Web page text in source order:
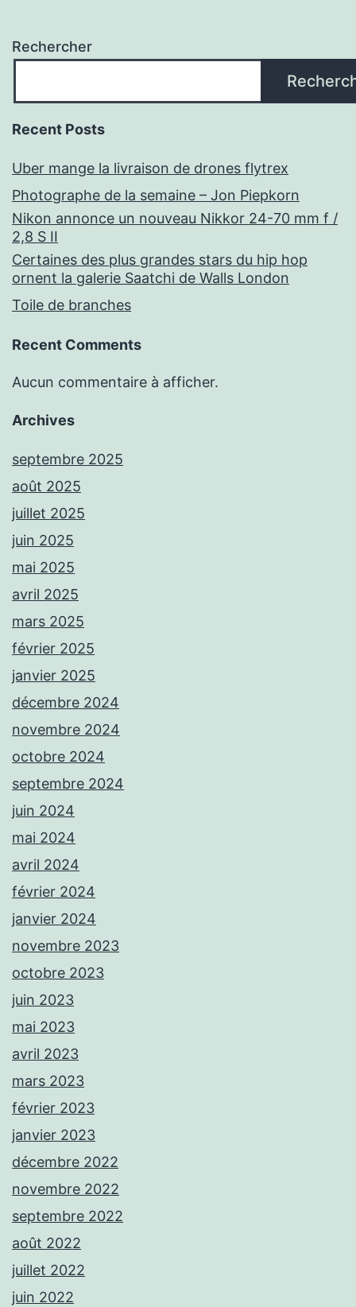
Rechercher
Recent Posts
Uber mange la livraison de drones flytrex
Photographe de la semaine – Jon Piepkorn
Nikon annonce un nouveau Nikkor 24-70 mm f /
2,8 S II
Certaines des plus grandes stars du hip hop
ornent la galerie Saatchi de Walls London
Toile de branches
Recent Comments
Aucun commentaire à afficher.
Archives
septembre 2025
août 2025
juillet 2025
juin 2025
mai 2025
avril 2025
mars 2025
février 2025
janvier 2025
décembre 2024
novembre 2024
octobre 2024
septembre 2024
juin 2024
mai 2024
avril 2024
février 2024
janvier 2024
novembre 2023
octobre 2023
juin 2023
mai 2023
avril 2023
mars 2023
février 2023
janvier 2023
décembre 2022
novembre 2022
septembre 2022
août 2022
juillet 2022
juin 2022